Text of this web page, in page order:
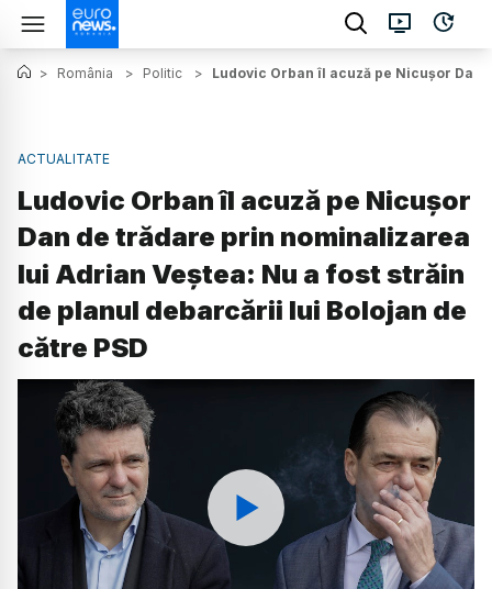
> România > Politic > Ludovic Orban îl acuză pe Nicușor
ACTUALITATE
Ludovic Orban îl acuză pe Nicușor
Dan de trădare prin nominalizarea
lui Adrian Veștea: Nu a fost străin
de planul debarcării lui Bolojan de
către PSD
Watch